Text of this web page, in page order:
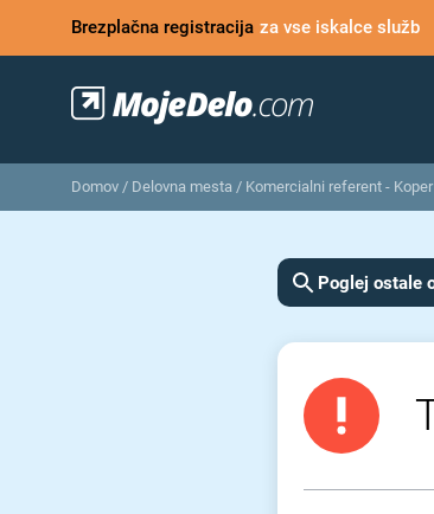
Brezplačna registracija za vse iskalce služb
Domov / Delovna mesta / Komercialni referent -
Poglej ostale